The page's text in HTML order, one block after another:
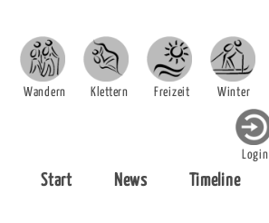
Wandern Klettern Freizeit Winter
Login
Start News Timeline